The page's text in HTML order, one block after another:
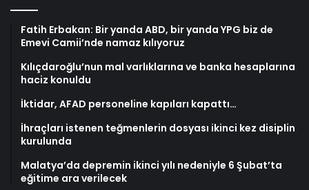
Fatih Erbakan: Bir yanda ABD, bir yanda YPG biz de
Emevi Camii’nde namaz kılıyoruz
Kılıçdaroğlu’nun mal varlıklarına ve banka hesaplarına
haciz konuldu
İktidar, AFAD personeline kapıları kapattı…
İhraçları istenen teğmenlerin dosyası ikinci kez disiplin
kurulunda
Malatya’da depremin ikinci yılı nedeniyle 6 Şubat’ta
eğitime ara verilecek